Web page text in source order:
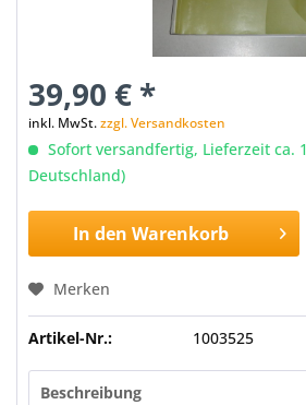
39,90 € *
inkl. MwSt.zzgl. Versandkosten
Sofort versandfertig, Lieferzeit ca.
Deutschland)
In den Warenkorb
Merken
Artikel-Nr.: 1003525
Beschreibung